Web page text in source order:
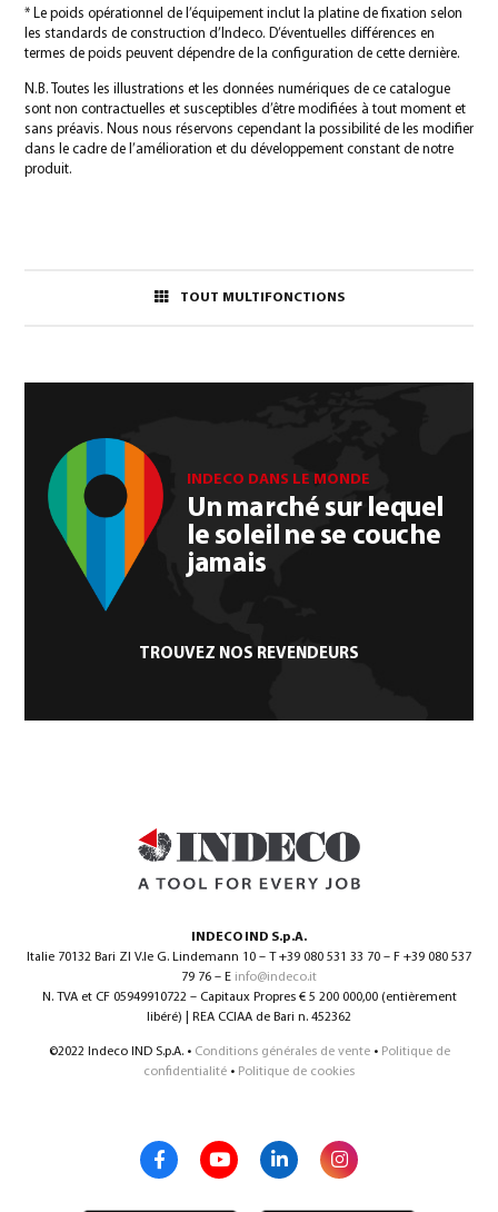
* Le poids opérationnel de l’équipement inclut la platine de fixation selon
les standards de construction d’Indeco. D’éventuelles différences en
termes de poids peuvent dépendre de la configuration de cette dernière.
N.B. Toutes les illustrations et les données numériques de ce catalogue
sont non contractuelles et susceptibles d’être modifiées à tout moment et
sans préavis. Nous nous réservons cependant la possibilité de les modifier
dans le cadre de l’amélioration et du développement constant de notre
produit.
TOUT MULTIFONCTIONS
INDECO DANS LE MONDE
Un marché sur lequel
le soleil ne se couche
jamais
TROUVEZ NOS REVENDEURS
INDECO IND S.p.A.
Italie 70132 Bari ZI V.le G. Lindemann 10 – T +39 080 531 33 70 – F +39 080 537
79 76 – E info@indeco.it
N. TVA et CF 05949910722 – Capitaux Propres € 5 200 000,00 (entièrement
libéré) | REA CCIAA de Bari n. 452362
©2022 Indeco IND S.p.A. • Conditions générales de vente• Politique de
confidentialité • Politique de cookies